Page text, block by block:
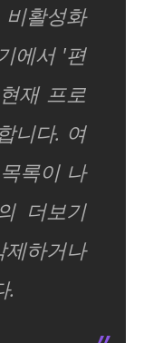
활성화
에서 '편
재 프로
니다. 여
록이 나
더보기
하거나
.